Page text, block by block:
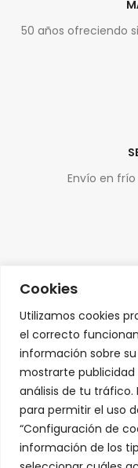
Cookies
Utilizamos cookies
el correcto
información sobre
mostrarte publicidad
análisis de tu tráfico.
para permitir el uso
“Configuración de
información de los
50 años ofreciendo
Envío en
Podrás pagar